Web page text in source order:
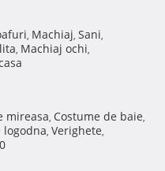
, Machiaj, Sani,
, Machiaj ochi,
mireasa, Costume de baie,
logodna, Verighete,